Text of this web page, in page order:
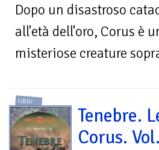
Dopo un disastroso
all'età dell'oro, Corus è
misteriose creature
LIBRI
Tenebre.
Corus.